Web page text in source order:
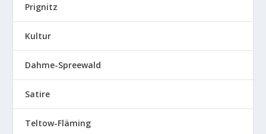
Prignitz
Kultur
Dahme-Spreewald
Satire
Teltow-Fläming